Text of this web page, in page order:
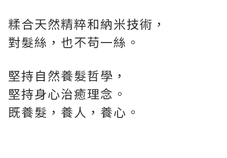
糅合天然精粹和納米技術，
對髮絲，也不苟一絲。
堅持自然養髮哲學，
堅持身心治癒理念。
既養髮，養人，養心。